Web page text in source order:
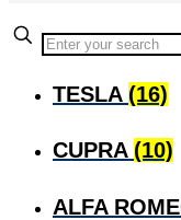
TESLA (16)
CUPRA (10)
ALFA